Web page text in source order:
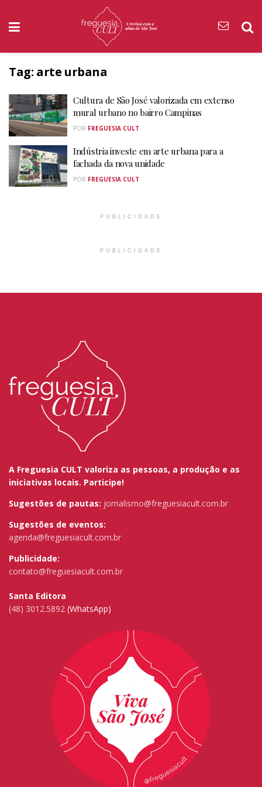
Tag: arte urbana
Cultura de São José valorizada em extenso
mural urbano no bairro Campinas
POR FREGUESIA CULT
Indústria investe em arte urbana para a
fachada da nova unidade
POR FREGUESIA CULT
PUBLICIDADE
PUBLICIDADE
A Freguesia CULT valoriza as pessoas, a produção e as
iniciativas locais. Participe!
Sugestões de pautas: jornalismo@freguesiacult.com.br
Sugestões de eventos:
agenda@freguesiacult.com.br
Publicidade:
contato@freguesiacult.com.br
Santa Editora
(48) 3012.5892 (WhatsApp)